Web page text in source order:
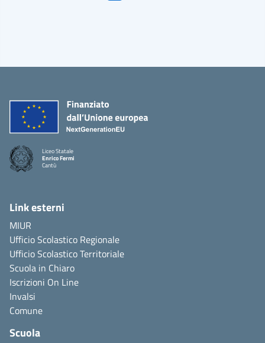
Liceo Statale
Enrico Fermi
Cantù
Link esterni
MIUR
Ufficio Scolastico Regionale
Ufficio Scolastico Territoriale
Scuola in Chiaro
Iscrizioni On Line
Invalsi
Comune
Scuola